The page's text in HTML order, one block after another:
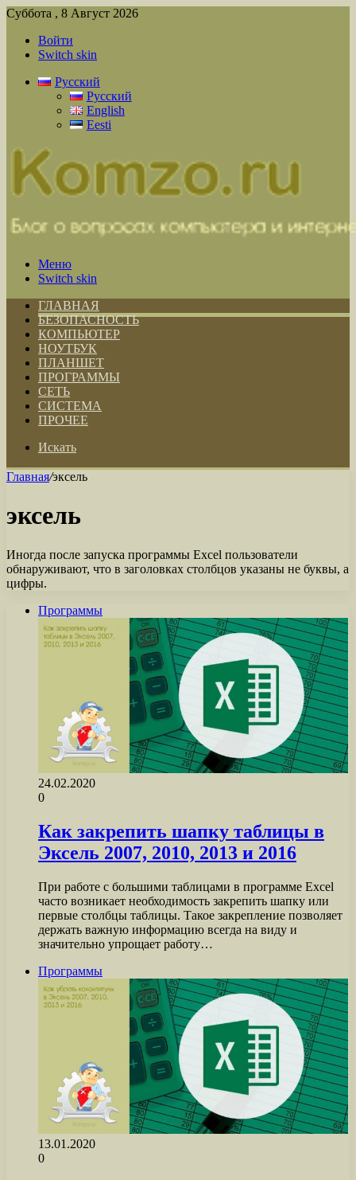
Суббота , 8 Август 2026
Войти
Switch skin
Русский
Русский
English
Eesti
Меню
Switch skin
ГЛАВНАЯ
БЕЗОПАСНОСТЬ
КОМПЬЮТЕР
НОУТБУК
ПЛАНШЕТ
ПРОГРАММЫ
СЕТЬ
СИСТЕМА
ПРОЧЕЕ
Искать
Главная/эксель
эксель
Иногда после запуска программы Excel пользователи
обнаруживают, что в заголовках столбцов указаны не буквы, а
цифры.
Программы
24.02.2020
0
Как закрепить шапку таблицы в
Эксель 2007, 2010, 2013 и 2016
При работе с большими таблицами в программе Excel
часто возникает необходимость закрепить шапку или
первые столбцы таблицы. Такое закрепление позволяет
держать важную информацию всегда на виду и
значительно упрощает работу…
Программы
13.01.2020
0